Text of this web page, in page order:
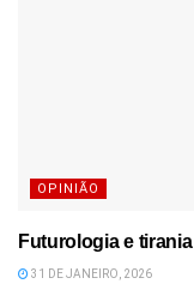
OPINIÃO
Futurologia e tirania
31 DE JANEIRO, 2026